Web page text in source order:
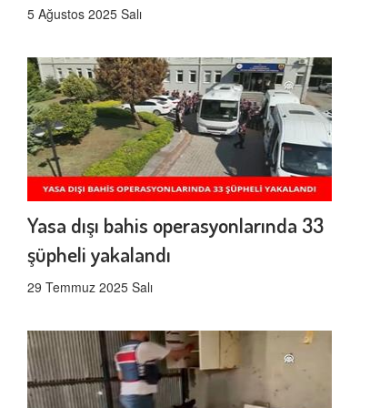
5 Ağustos 2025 Salı
Yasa dışı bahis operasyonlarında 33
şüpheli yakalandı
29 Temmuz 2025 Salı